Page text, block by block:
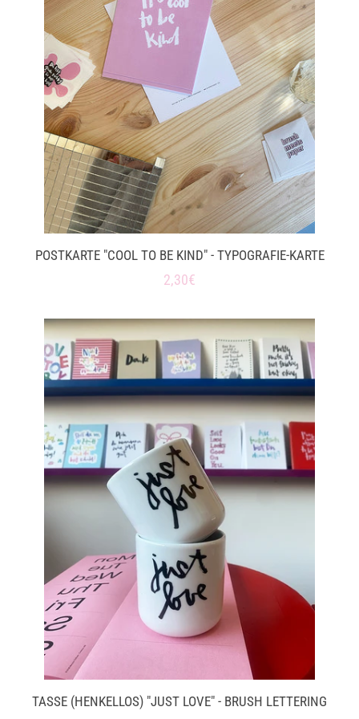
POSTKARTE "COOL TO BE KIND" - TYPOGRAFIE-KARTE
Normaler
2,30€
TASSE (HENKELLOS) "JUST LOVE" - BRUSH LETTERING